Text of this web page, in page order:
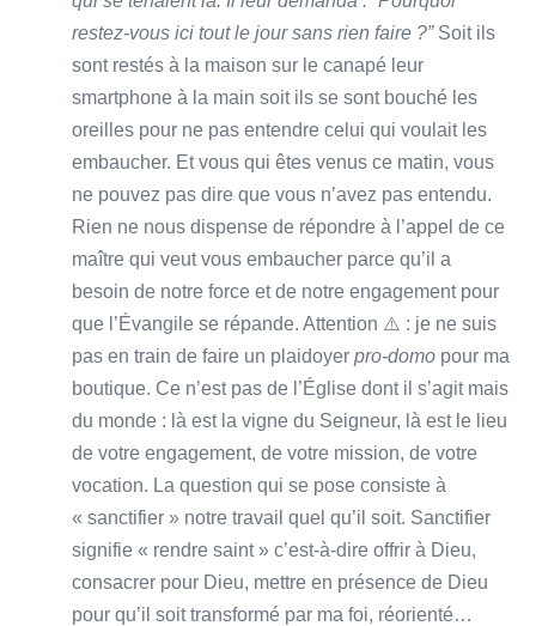
restez-vous ici tout le jour sans rien faire ?” Soit ils
sont restés à la maison sur le canapé leur
smartphone à la main soit ils se sont bouché les
oreilles pour ne pas entendre celui qui voulait les
embaucher. Et vous qui êtes venus ce matin, vous
ne pouvez pas dire que vous n’avez pas entendu.
Rien ne nous dispense de répondre à l’appel de ce
maître qui veut vous embaucher parce qu’il a
besoin de notre force et de notre engagement pour
que l’Évangile se répande. Attention ⚠️ : je ne suis
pas en train de faire un plaidoyer pro-domo pour ma
boutique. Ce n’est pas de l’Église dont il s’agit mais
du monde : là est la vigne du Seigneur, là est le lieu
de votre engagement, de votre mission, de votre
vocation. La question qui se pose consiste à
« sanctifier » notre travail quel qu’il soit. Sanctifier
signifie « rendre saint » c’est-à-dire offrir à Dieu,
consacrer pour Dieu, mettre en présence de Dieu
pour qu’il soit transformé par ma foi, réorienté…